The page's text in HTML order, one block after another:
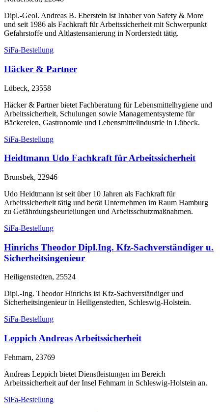
Dipl.-Geol. Andreas B. Eberstein ist Inhaber von Safety & More
und seit 1986 als Fachkraft für Arbeitssicherheit mit Schwerpunkt
Gefahrstoffe und Altlastensanierung in Norderstedt tätig.
SiFa-Bestellung
Häcker & Partner
Lübeck, 23558
Häcker & Partner bietet Fachberatung für Lebensmittelhygiene und
Arbeitssicherheit, Schulungen sowie Managementsysteme für
Bäckereien, Gastronomie und Lebensmittelindustrie in Lübeck.
SiFa-Bestellung
Heidtmann Udo Fachkraft für Arbeitssicherheit
Brunsbek, 22946
Udo Heidtmann ist seit über 10 Jahren als Fachkraft für
Arbeitssicherheit tätig und berät Unternehmen im Raum Hamburg
zu Gefährdungsbeurteilungen und Arbeitsschutzmaßnahmen.
SiFa-Bestellung
Hinrichs Theodor Dipl.Ing. Kfz-Sachverständiger u.
Sicherheitsingenieur
Heiligenstedten, 25524
Dipl.-Ing. Theodor Hinrichs ist Kfz-Sachverständiger und
Sicherheitsingenieur in Heiligenstedten, Schleswig-Holstein.
SiFa-Bestellung
Leppich Andreas Arbeitssicherheit
Fehmarn, 23769
Andreas Leppich bietet Dienstleistungen im Bereich
Arbeitssicherheit auf der Insel Fehmarn in Schleswig-Holstein an.
SiFa-Bestellung